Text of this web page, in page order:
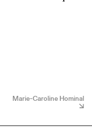
Marie-Caroline Hominal